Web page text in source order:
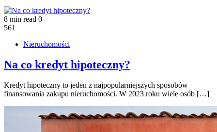
8 min read 0
561
Nieruchomości
Na co kredyt hipoteczny?
Kredyt hipoteczny to jeden z najpopularniejszych sposobów
finansowania zakupu nieruchomości. W 2023 roku wiele osób […]